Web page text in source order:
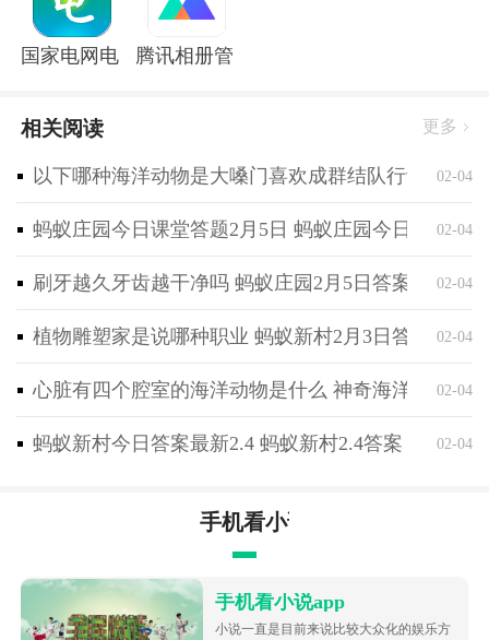
资讯数量非常多，这里有着根本数不清的资讯数量可以
支撑用户一直阅读的需要。
国家电网电e宝官方版腾讯相册管家app
相关阅读 更多
以下哪种海洋动物是大嗓门喜欢成群结队行动 神奇
02-04
蚂蚁庄园今日课堂答题2月5日 蚂蚁庄园今日课堂答
02-04
刷牙越久牙齿越干净吗 蚂蚁庄园2月5日答案最新02-04
植物雕塑家是说哪种职业 蚂蚁新村2月3日答案最新
02-04
心脏有四个腔室的海洋动物是什么 神奇海洋2月4日
02-04
蚂蚁新村今日答案最新2.4 蚂蚁新村2.4答案 02-04
手机看小说app
手机看小说app
小说一直是目前来说比较大众化的娱乐方